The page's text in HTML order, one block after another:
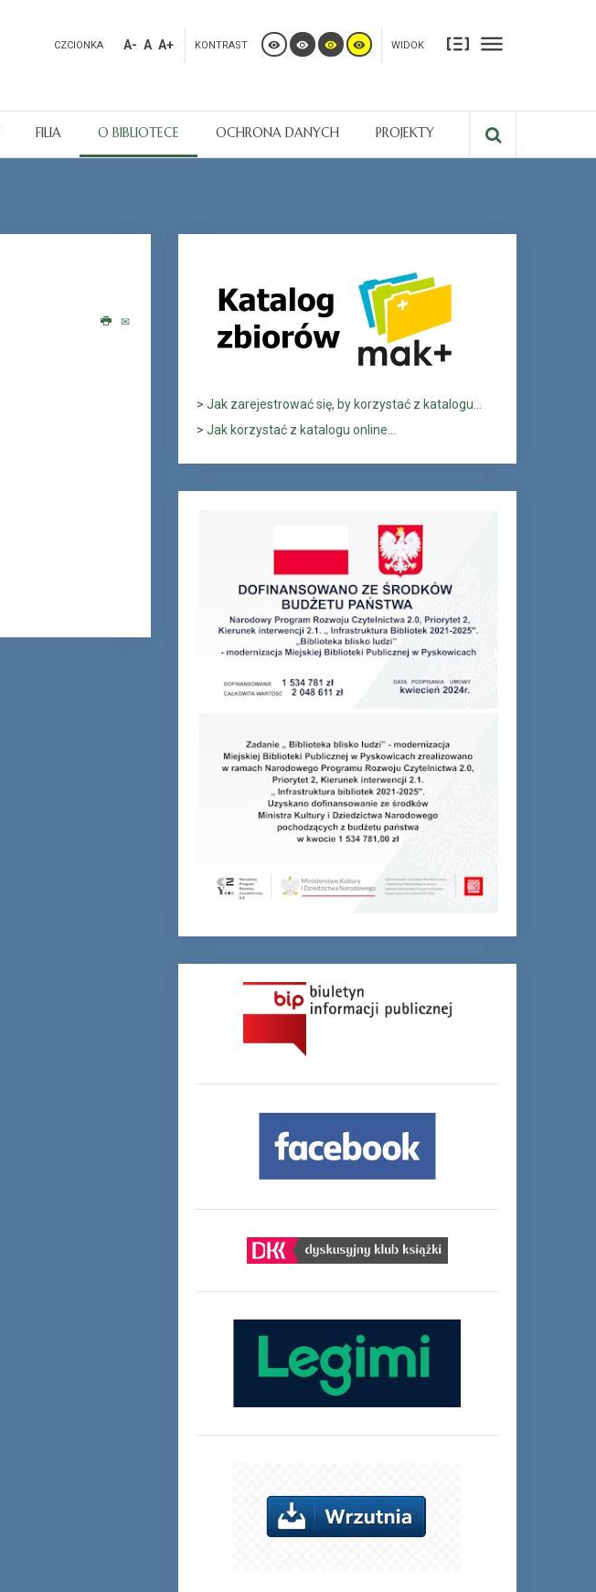
CZCIONKA A- A A+ KONTRAST WIDOK
FILIA O BIBLIOTECE OCHRONA DANYCH PROJEKTY
> Jak zarejestrować się, by korzystać z katalogu...
> Jak korzystać z katalogu online...